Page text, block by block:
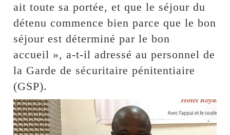
ait toute sa portée, et que le séjour du
détenu commence bien parce que le bon
séjour est déterminé par le bon
accueil », a-t-il adressé au personnel de
la Garde de sécuritaire pénitentiaire
(GSP).